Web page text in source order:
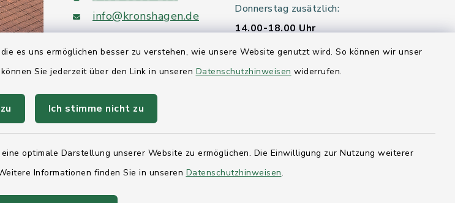
es uns ermöglichen besser zu verstehen, wie unsere Website genutzt wird. So können wir unser
Sie jederzeit über den Link in unseren Datenschutzhinweisen widerrufen.
Ich stimme nicht zu
optimale Darstellung unserer Website zu ermöglichen. Die Einwilligung zur Nutzung weiterer
Informationen finden Sie in unseren Datenschutzhinweisen.
info@kronshagen.de
Donnerstag zusätzlich:
14.00-18.00 Uhr
Mittwoch:
geschlossen
Quicklinks
Ihre Behördennummer 115
Landesregierung Schleswig-
Holstein
Kreis Rendsburg-Eckernförde